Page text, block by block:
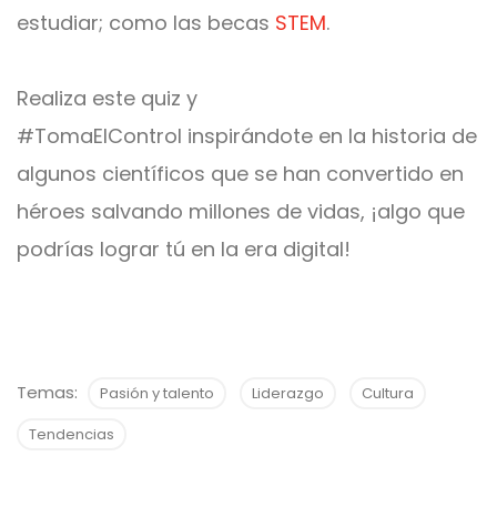
estudiar; como las becas STEM.
Realiza este quiz y
#TomaElControl inspirándote en la historia de
algunos científicos que se han convertido en
héroes salvando millones de vidas, ¡algo que
podrías lograr tú en la era digital!
Temas: Pasión y talento Liderazgo
Cultura
Tendencias